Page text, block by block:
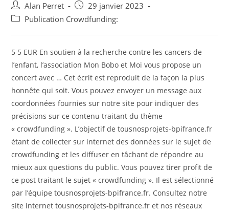
Auteur/autrice
de
Alan Perret
Post
published:
29 janvier 2023
PostPublication Crowdfunding:
5 5 EUR En soutien à la recherche contre les cancers de
l’enfant, l’association Mon Bobo et Moi vous propose un
concert avec … Cet écrit est reproduit de la façon la plus
honnête qui soit. Vous pouvez envoyer un message aux
coordonnées fournies sur notre site pour indiquer des
précisions sur ce contenu traitant du thème
« crowdfunding ». L’objectif de tousnosprojets-bpifrance.fr
étant de collecter sur internet des données sur le sujet de
crowdfunding et les diffuser en tâchant de répondre au
mieux aux questions du public. Vous pouvez tirer profit de
ce post traitant le sujet « crowdfunding ». Il est sélectionné
par l’équipe tousnosprojets-bpifrance.fr. Consultez notre
site internet tousnosprojets-bpifrance.fr et nos réseaux